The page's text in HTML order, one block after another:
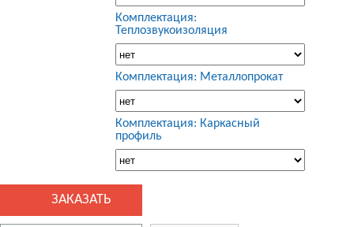
Комплектация:
Теплозвукоизоляция
Комплектация: Металлопрокат
Комплектация: Каркасный
профиль